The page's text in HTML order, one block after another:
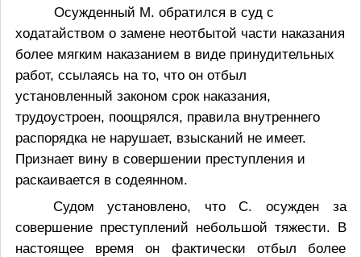
Осужденный М. обратился в суд с
ходатайством о замене неотбытой части наказания
более мягким наказанием в виде принудительных
работ, ссылаясь на то, что он отбыл
установленный законом срок наказания,
трудоустроен, поощрялся, правила внутреннего
распорядка не нарушает, взысканий не имеет.
Признает вину в совершении преступления и
раскаивается в содеянном.
Судом установлено, чтоС. осужден за
совершение преступлений небольшой тяжести. В
настоящее время он фактически отбыл более